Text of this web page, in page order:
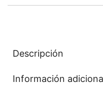
Descripción
Información